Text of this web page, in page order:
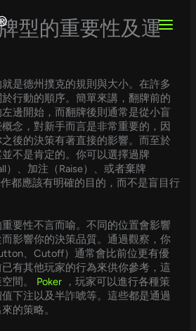
型的重要性及運
是德州撲克的規則與大小。在許多
行動的順序。簡單來講，翻牌前的
邊開始，而翻牌後則通常是從小盲
念，對新手而言是非常重要的，因
後的決策有著直接的影響。而至於
不是肯定的。你可以選擇過牌
）、加注（Raise）、或者棄牌
作都應該有明確的目的，而不是盲目行
要性不言而喻。不同的位置會影響
影響你的決策品質。通過觀察，你
、Cutoff）通常會比前位更有優
有其他玩家的行為來供你參考，這
間。 Poker ，玩家可以進行各種策
下注以及半詐唬等。這些都是通過
的策略。